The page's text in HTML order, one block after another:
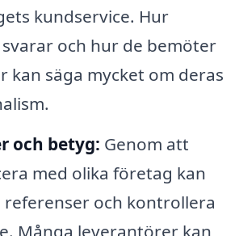
kundservice. Hur
och hur de bemöter
kan säga mycket om deras
och betyg: Genom att
med olika företag kan
referenser och kontrollera
Många leverantörer kan